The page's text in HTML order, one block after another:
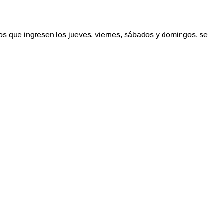
que ingresen los jueves, viernes, sábados y domingos, se